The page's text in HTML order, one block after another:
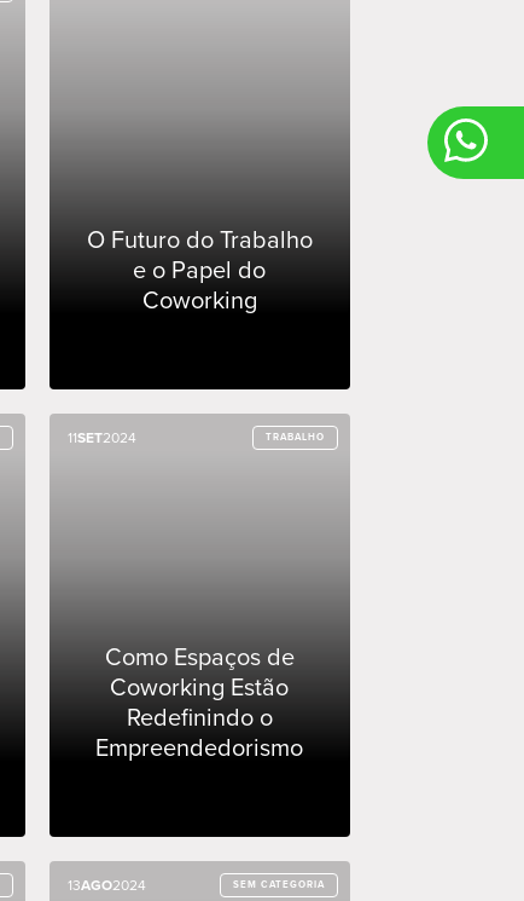
O Futuro do Trabalho
e o Papel do
Coworking
11SET2024 TRABALHO
Como Espaços de
Coworking Estão
Redefinindo o
Empreendedorismo
11SET2024 TRABALHO
13AGO2024 SEM CATEGORIA
13AGO2024 SEM CATEGORIA